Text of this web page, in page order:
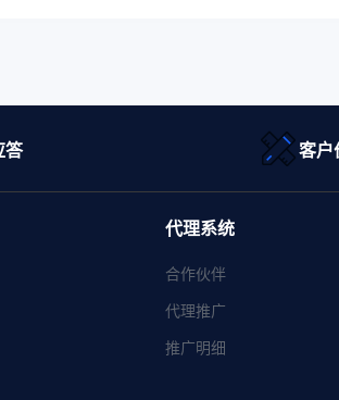
答 客户
代理系统
合作伙伴
代理推广
推广明细